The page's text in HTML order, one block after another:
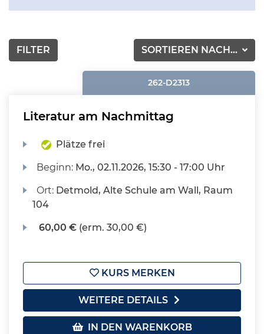
SORTIEREN NACH...
FILTER
262-D2313
Literatur am Nachmittag
Plätze frei
Beginn: Mo., 02.11.2026, 15:30 - 17:00 Uhr
Ort: Detmold, Alte Schule am Wall, Raum
104
60,00 € (erm. 30,00 €)
KURS MERKEN
WEITERE DETAILS
IN DEN WARENKORB